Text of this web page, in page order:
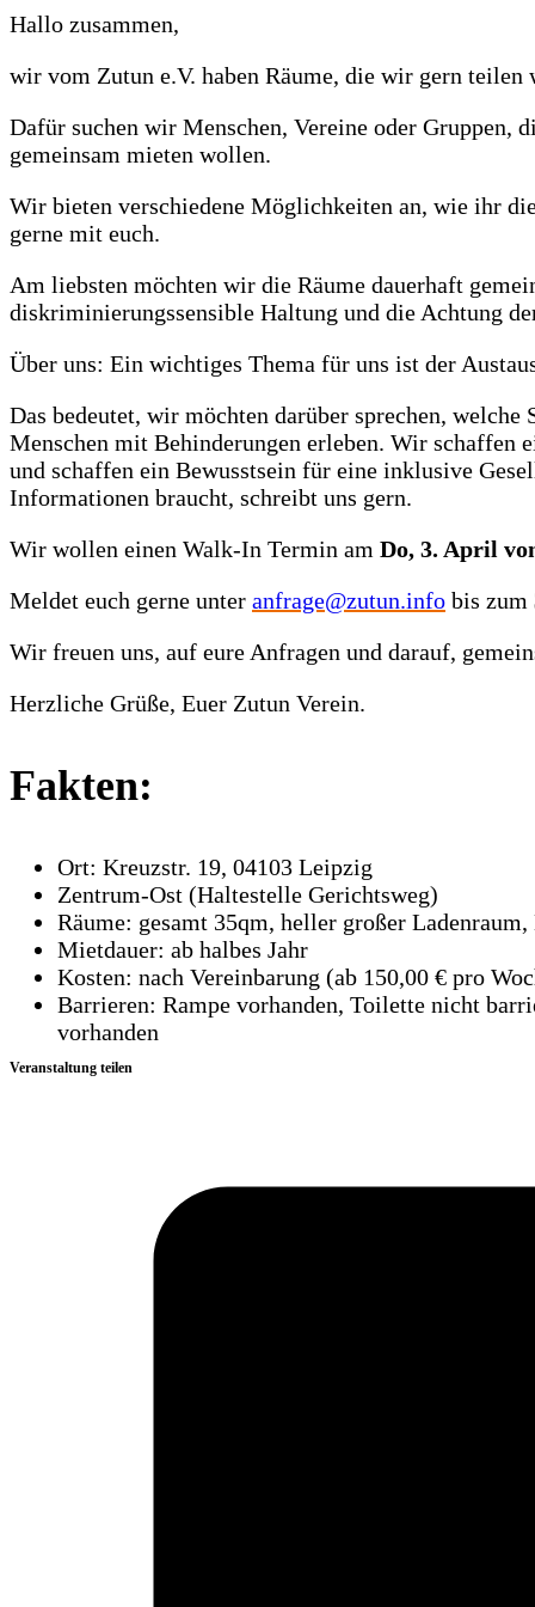
Hallo zusammen,
wir vom Zutun e.V. haben Räume, die wir gern teilen
Dafür suchen wir Menschen, Vereine oder Gruppen,
gemeinsam mieten wollen.
Wir bieten verschiedene Möglichkeiten an, wie ihr
gerne mit euch.
Am liebsten möchten wir die Räume dauerhaft
diskriminierungssensible Haltung und die Achtung
Über uns: Ein wichtiges Thema für uns ist der
Das bedeutet, wir möchten darüber sprechen,
Menschen mit Behinderungen erleben. Wir schaffen
und schaffen ein Bewusstsein für eine inklusive
Informationen braucht, schreibt uns gern.
Wir wollen einen Walk-In Termin am Do, 3. April
Meldet euch gerne unter anfrage@zutun.info bis zum
Wir freuen uns, auf eure Anfragen und darauf,
Herzliche Grüße, Euer Zutun Verein.
Fakten:
Ort: Kreuzstr. 19, 04103 Leipzig
Zentrum-Ost (Haltestelle Gerichtsweg)
Räume: gesamt 35qm, heller großer
Mietdauer: ab halbes Jahr
Kosten: nach Vereinbarung (ab 150,00 € pro
Barrieren: Rampe vorhanden, Toilette nicht
vorhanden
Veranstaltung teilen